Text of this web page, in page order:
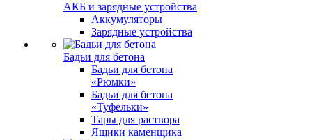
АКБ и зарядные устройства
Аккумуляторы
Зарядные устройства
Бадьи для бетона
Бадьи для бетона
«Рюмки»
Бадьи для бетона
«Туфельки»
Тары для раствора
Ящики каменщика